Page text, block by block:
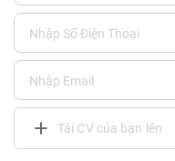
Tải CV của bạn lên